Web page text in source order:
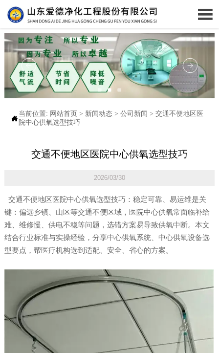


当前位置: 网站首页 > 新闻动态> 公司新闻 > 交通不便地区医
院中心供氧选型技巧
交通不便地区医院中心供氧选型技巧
2026/03/30
交通不便地区医院中心供氧选型技巧：稳定可靠、易运维是关
键：偏远乡镇、山区等交通不便区域，医院中心供氧常面临补给
难、维修慢、供电不稳等问题，选错方案易导致供氧中断。本文
结合行业标准与实操经验，分享中心供氧系统、中心供氧设备选
型要点，帮医疗机构选到适配、安全、省心的方案。